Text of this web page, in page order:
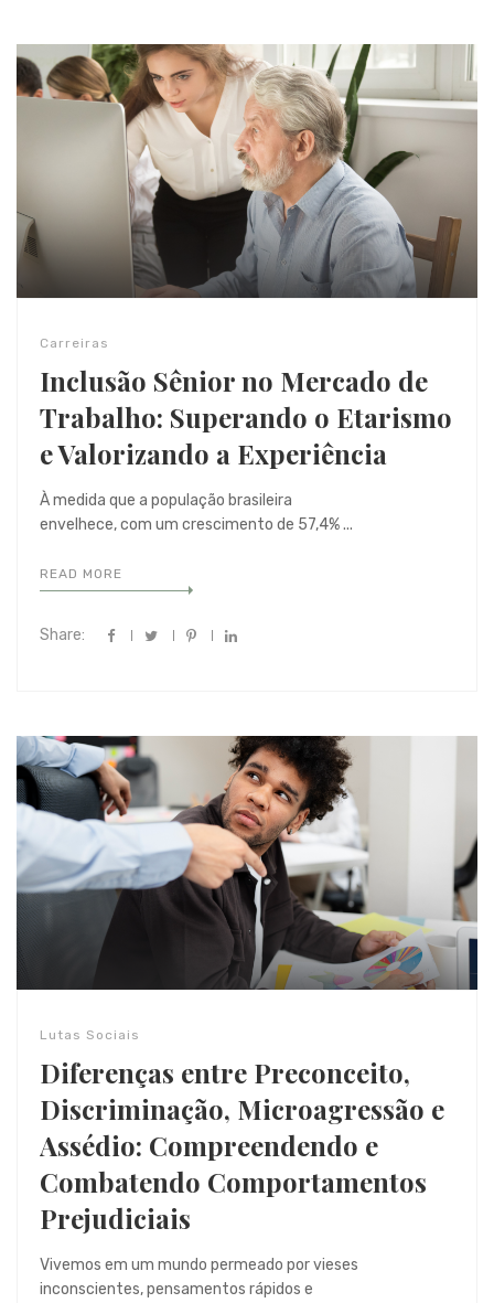
Carreiras
Inclusão Sênior no Mercado de
Trabalho: Superando o Etarismo
e Valorizando a Experiência
À medida que a população brasileira
envelhece, com um crescimento de 57,4% ...
READ MORE
Share:
Lutas Sociais
Diferenças entre Preconceito,
Discriminação, Microagressão e
Assédio: Compreendendo e
Combatendo Comportamentos
Prejudiciais
Vivemos em um mundo permeado por vieses
inconscientes, pensamentos rápidos e